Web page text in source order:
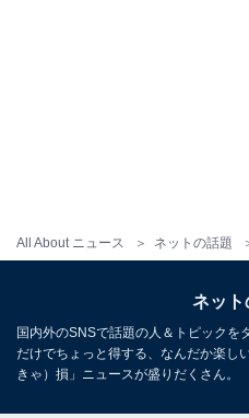
All About ニュース ネットの話題
ネット
国内外のSNSで話題の人＆トピックを
だけでちょっと得する、なんだか楽し
きゃ）損」ニュースが盛りだくさん。